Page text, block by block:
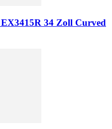
34 Zoll Curved